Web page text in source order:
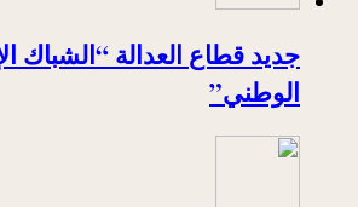
جديد قطاع العدالة “الشباك
الوطني”